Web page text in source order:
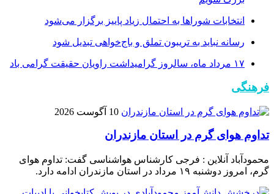
انتخابات شوراها به احتمال زیاد پاییز برگزار می‌شود
رسانه نباید به تریبون تملق و باج‌خواهی تبدیل شود
۱۷ مرداد ماه، سالروز گرامیداشت راویان حقیقت گرامی باد
فرهنگی
10 آگوست 2026
تداوم هوای گرم در استان مازندران
محمودآباد آنلاین : فرجی کارشناس هواشناسی گفت: تداوم هوای
گرم، امروز دوشنبه ۱۹ مرداد در استان مازندران ادامه دارد.